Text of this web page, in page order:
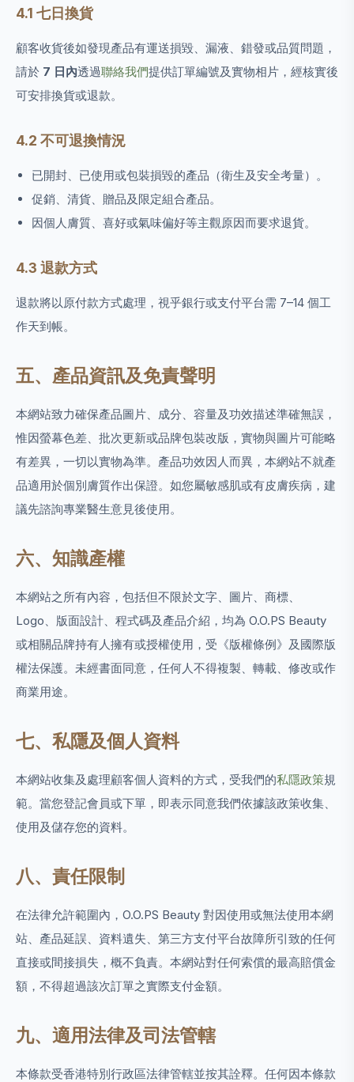
4.1 七日換貨
顧客收貨後如發現產品有運送損毀、漏液、錯發或品質問題，
請於 7 日內透過聯絡我們提供訂單編號及實物相片，經核實後
可安排換貨或退款。
4.2 不可退換情況
已開封、已使用或包裝損毀的產品（衛生及安全考量）。
促銷、清貨、贈品及限定組合產品。
因個人膚質、喜好或氣味偏好等主觀原因而要求退貨。
4.3 退款方式
退款將以原付款方式處理，視乎銀行或支付平台需 7–14 個工
作天到帳。
五、產品資訊及免責聲明
本網站致力確保產品圖片、成分、容量及功效描述準確無誤，
惟因螢幕色差、批次更新或品牌包裝改版，實物與圖片可能略
有差異，一切以實物為準。產品功效因人而異，本網站不就產
品適用於個別膚質作出保證。如您屬敏感肌或有皮膚疾病，建
議先諮詢專業醫生意見後使用。
六、知識產權
本網站之所有內容，包括但不限於文字、圖片、商標、
Logo、版面設計、程式碼及產品介紹，均為 O.O.PS Beauty
或相關品牌持有人擁有或授權使用，受《版權條例》及國際版
權法保護。未經書面同意，任何人不得複製、轉載、修改或作
商業用途。
七、私隱及個人資料
本網站收集及處理顧客個人資料的方式，受我們的私隱政策規
範。當您登記會員或下單，即表示同意我們依據該政策收集、
使用及儲存您的資料。
八、責任限制
在法律允許範圍內，O.O.PS Beauty 對因使用或無法使用本網
站、產品延誤、資料遺失、第三方支付平台故障所引致的任何
直接或間接損失，概不負責。本網站對任何索償的最高賠償金
額，不得超過該次訂單之實際支付金額。
九、適用法律及司法管轄
本條款受香港特別行政區法律管轄並按其詮釋。任何因本條款